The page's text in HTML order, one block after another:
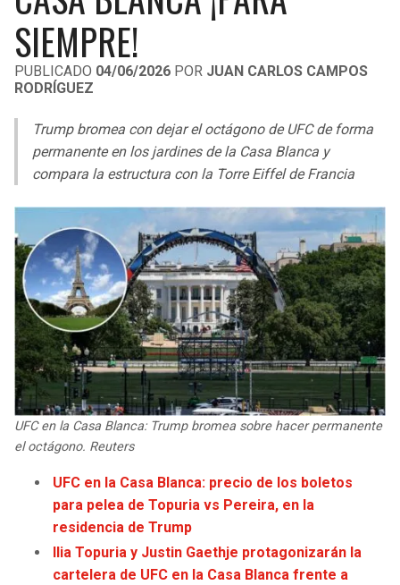
LIGA DE EXPANSIÓN MX
LEAGUES CUP
UEFA EUROPA LEAGUE
UEFA CONFERENCE LEAGUE
MLS
COPA LIBERTADORES
COPA SUDAMERICANA
OTRAS LIGAS
RAIDERS
CHARGERS
RAVENS
BENGALS
BROWNS
STEELERS
TEXANS
COLTS
JAGUARS
COWBOYS
GIANTS
CAVALIERS
PISTONS
PACERS
BUCKS
HAWKS
HORNETS
HEAT
MAGIC
WIZARDS
CLIPPERS
LAKERS
SIEMPRE!
PUBLICADO 04/06/2026 POR JUAN CARLOS CAMPOS
RODRÍGUEZ
Trump bromea con dejar el octágono de UFC de forma
permanente en los jardines de la Casa Blanca y
compara la estructura con la Torre Eiffel de Francia
UFC en la Casa Blanca: Trump bromea sobre hacer permanente
el octágono. Reuters
UFC en la Casa Blanca: precio de los boletos
para pelea de Topuria vs Pereira, en la
residencia de Trump
Ilia Topuria y Justin Gaethje protagonizarán la
cartelera de UFC en la Casa Blanca frente a